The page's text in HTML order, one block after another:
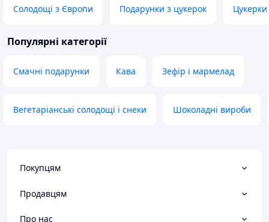
Солодощі з Європи Подарунки з цукерок
Популярні категорії
Смачні подарунки Кава Зефір і мармелад
Вегетаріанські солодощі і снеки Шоколадні вироби
Покупцям
Продавцям
Про нас